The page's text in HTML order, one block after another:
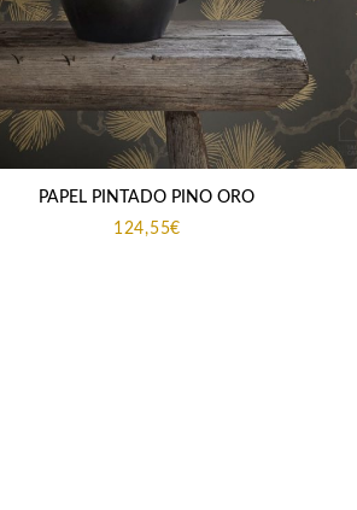
PAPEL PINTADO PINO ORO
124,55€